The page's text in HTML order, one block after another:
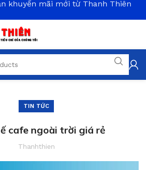
TIN TỨC
cafe ngoài trời giá rẻ
Thanhthien
khuyến mãi mới từ Thanh Thiên